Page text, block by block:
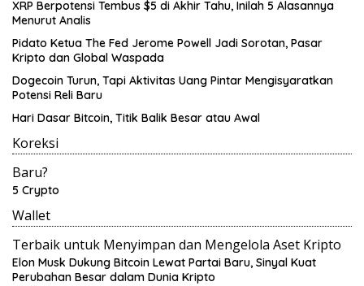
XRP Berpotensi Tembus $5 di Akhir Tahu, Inilah 5 Alasannya
Menurut Analis
Pidato Ketua The Fed Jerome Powell Jadi Sorotan, Pasar
Kripto dan Global Waspada
Dogecoin Turun, Tapi Aktivitas Uang Pintar Mengisyaratkan
Potensi Reli Baru
Hari Dasar Bitcoin, Titik Balik Besar atau Awal
Koreksi
Baru?
5 Crypto
Wallet
Terbaik untuk Menyimpan dan Mengelola Aset Kripto
Elon Musk Dukung Bitcoin Lewat Partai Baru, Sinyal Kuat
Perubahan Besar dalam Dunia Kripto